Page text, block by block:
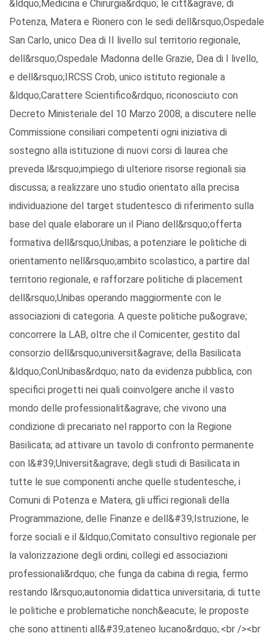
&ldquo;Medicina e Chirurgia&rdquo; le citt&agrave; di
Potenza, Matera e Rionero con le sedi dell&rsquo;Ospedale
San Carlo, unico Dea di II livello sul territorio regionale,
dell&rsquo;Ospedale Madonna delle Grazie, Dea di I livello,
e dell&rsquo;IRCSS Crob, unico istituto regionale a
&ldquo;Carattere Scientifico&rdquo; riconosciuto con
Decreto Ministeriale del 10 Marzo 2008; a discutere nelle
Commissione consiliari competenti ogni iniziativa di
sostegno alla istituzione di nuovi corsi di laurea che
preveda l&rsquo;impiego di ulteriore risorse regionali sia
discussa; a realizzare uno studio orientato alla precisa
individuazione del target studentesco di riferimento sulla
base del quale elaborare un il Piano dell&rsquo;offerta
formativa dell&rsquo;Unibas; a potenziare le politiche di
orientamento nell&rsquo;ambito scolastico, a partire dal
territorio regionale, e rafforzare politiche di placement
dell&rsquo;Unibas operando maggiormente con le
associazioni di categoria. A queste politiche pu&ograve;
concorrere la LAB, oltre che il Comicenter, gestito dal
consorzio dell&rsquo;universit&agrave; della Basilicata
&ldquo;ConUnibas&rdquo; nato da evidenza pubblica, con
specifici progetti nei quali coinvolgere anche il vasto
mondo delle professionalit&agrave; che vivono una
condizione di precariato nel rapporto con la Regione
Basilicata; ad attivare un tavolo di confronto permanente
con l&#39;Universit&agrave; degli studi di Basilicata in
tutte le sue componenti anche quelle studentesche, i
Comuni di Potenza e Matera, gli uffici regionali della
Programmazione, delle Finanze e dell&#39;Istruzione, le
forze sociali e il &ldquo;Comitato consultivo regionale per
la valorizzazione degli ordini, collegi ed associazioni
professionali&rdquo; che funga da cabina di regia, fermo
restando l&rsquo;autonomia didattica universitaria, di tutte
le politiche e problematiche nonch&eacute; le proposte
che sono attinenti all&#39;ateneo lucano&rdquo;.<br /><br